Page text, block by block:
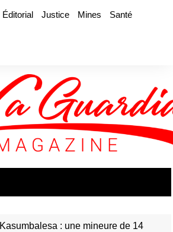
Éditorial Justice Mines
Santé
Kasumbalesa : une mineure de 14